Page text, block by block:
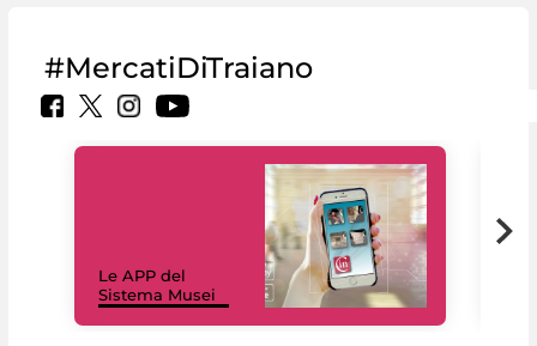
#MercatiDiTraiano
Le APP del
Sistema Musei